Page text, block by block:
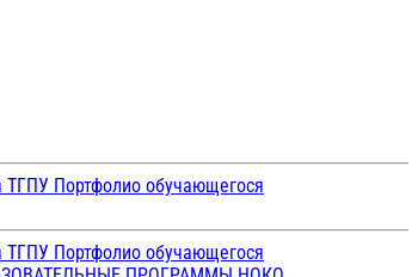
ТГПУ Портфолио обучающегося
ТГПУ Портфолио обучающегося